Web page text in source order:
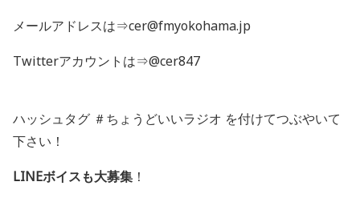
メールアドレスは⇒cer@fmyokohama.jp
Twitterアカウントは⇒@cer847
ハッシュタグ ＃ちょうどいいラジオ を付けてつぶやいて
下さい！
LINEボイスも大募集 ！